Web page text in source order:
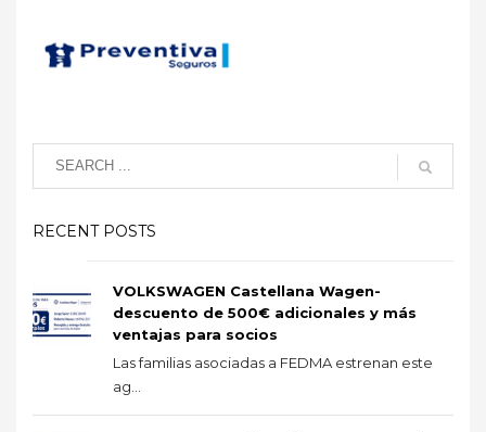
RECENT POSTS
VOLKSWAGEN Castellana Wagen-
descuento de 500€ adicionales y más
ventajas para socios
Las familias asociadas a FEDMA estrenan este
ag...